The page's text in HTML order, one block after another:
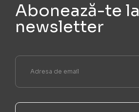
Abonează-te la
newsletter